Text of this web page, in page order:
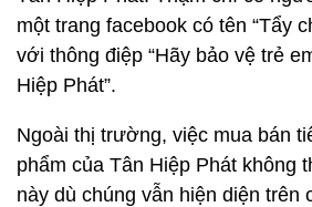
một trang facebook có tên “Tẩy
với thông điệp “Hãy bảo vệ trẻ
Hiệp Phát”.
Ngoài thị trường, việc mua bán
phẩm của Tân Hiệp Phát không
này dù chúng vẫn hiện diện trên